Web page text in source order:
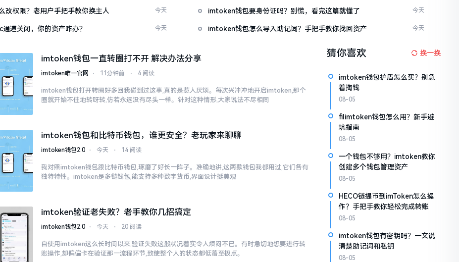
改权限？老用户手把手教你换主人 今天
道关闭，你的资产咋办？ 今天
imtoken钱包要身份证吗？别慌，看完这篇就懂了 今天
imtoken钱包怎么导入助记词？手把手教你找回资产 今天
imtoken钱包一直转圈打不开 解决办法分享
imtoken唯一官网 ⋅ 11分钟前 ⋅ 4 阅读
imtoken钱包打开转圈好多回我碰到过这事,真的是惹人厌烦。每次兴冲冲地开启imtoken,那个
圈就开始不住地转呀转,仿若永远没有尽头一样。针对这种情形,大家说法不尽相同
imtoken钱包和比特币钱包，谁更安全？老玩家来聊聊
imtoken钱包2.0 ⋅ 今天 ⋅ 14 阅读
我对照imtoken钱包跟比特币钱包,琢磨了好长一阵子。准确地讲,这两款钱包我都用过,它们各有
独特特性。imtoken是多链钱包,能支持多种数字货币,界面设计挺美观
imtoken验证老失败？老手教你几招搞定
imtoken钱包2.0 ⋅ 今天 ⋅ 20 阅读
自使用imtoken这么长时间以来,验证失败这般状况着实令人烦闷不已。有时急切地想要进行转
账操作,却偏偏卡在验证那一流程环节,致使整个人的状态都低落至极点。
猜你喜欢 换一换
imtoken钱包护盾怎么买？别急
着掏钱
08-05
filimtoken钱包怎么用？新手避
坑指南
08-05
一个钱包不够用？imtoken教你
创建多个钱包管理资产
08-05
HECO链提币到imToken怎么操
作？手把手教你轻松完成转账
08-05
imtoken钱包有密钥吗？一文说
清楚助记词和私钥
08-05